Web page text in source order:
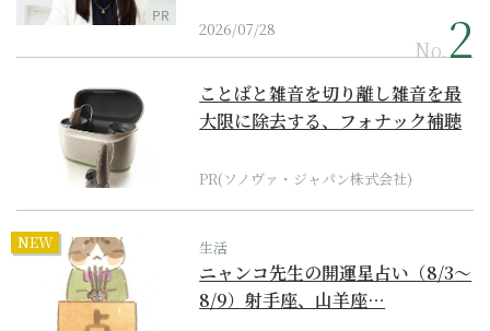
PR
2026/07/28
No.
ことばと雑音を切り離し雑音を最
大限に除去する、フォナック補聴
PR(ソノヴァ・ジャパン株式会社)
NEW 生活
ニャンコ先生の開運星占い（8/3～
8/9）射手座、山羊座…